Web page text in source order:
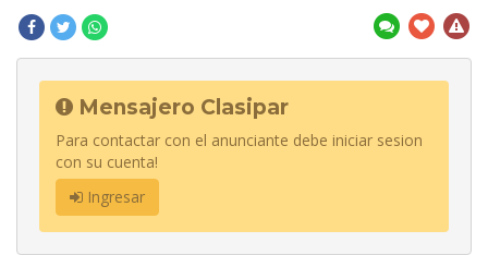
Mensajero Clasipar
Para contactar con el anunciante debe iniciar sesion
con su cuenta!
Ingresar